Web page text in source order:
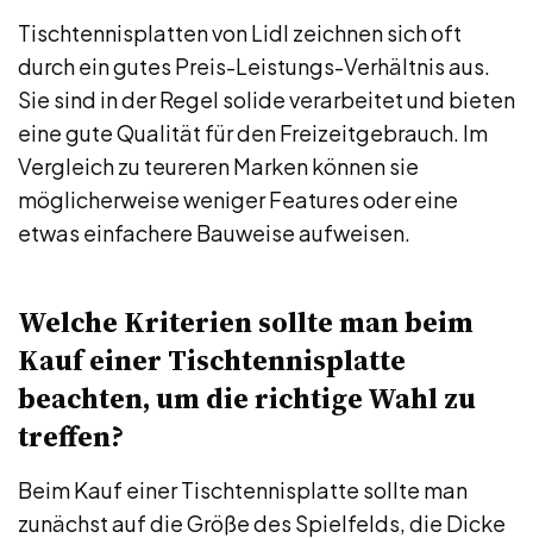
Tischtennisplatten von Lidl zeichnen sich oft
durch ein gutes Preis-Leistungs-Verhältnis aus.
Sie sind in der Regel solide verarbeitet und bieten
eine gute Qualität für den Freizeitgebrauch. Im
Vergleich zu teureren Marken können sie
möglicherweise weniger Features oder eine
etwas einfachere Bauweise aufweisen.
Welche Kriterien sollte man beim
Kauf einer Tischtennisplatte
beachten, um die richtige Wahl zu
treffen?
Beim Kauf einer Tischtennisplatte sollte man
zunächst auf die Größe des Spielfelds, die Dicke